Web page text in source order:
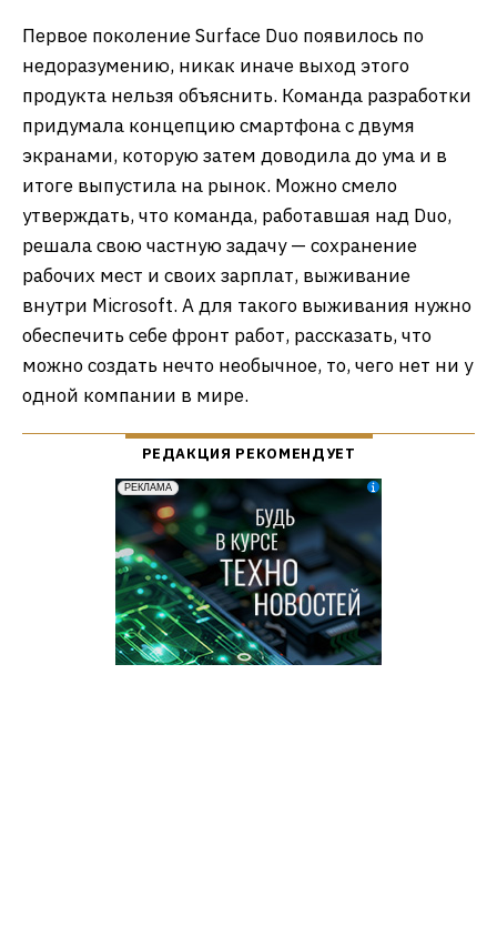
Первое поколение Surface Duo появилось по
недоразумению, никак иначе выход этого
продукта нельзя объяснить. Команда разработки
придумала концепцию смартфона с двумя
экранами, которую затем доводила до ума и в
итоге выпустила на рынок. Можно смело
утверждать, что команда, работавшая над Duo,
решала свою частную задачу — сохранение
рабочих мест и своих зарплат, выживание
внутри Microsoft. А для такого выживания нужно
обеспечить себе фронт работ, рассказать, что
можно создать нечто необычное, то, чего нет ни у
одной компании в мире.